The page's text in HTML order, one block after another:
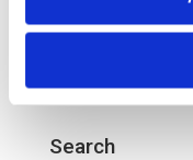
maritieme
Search